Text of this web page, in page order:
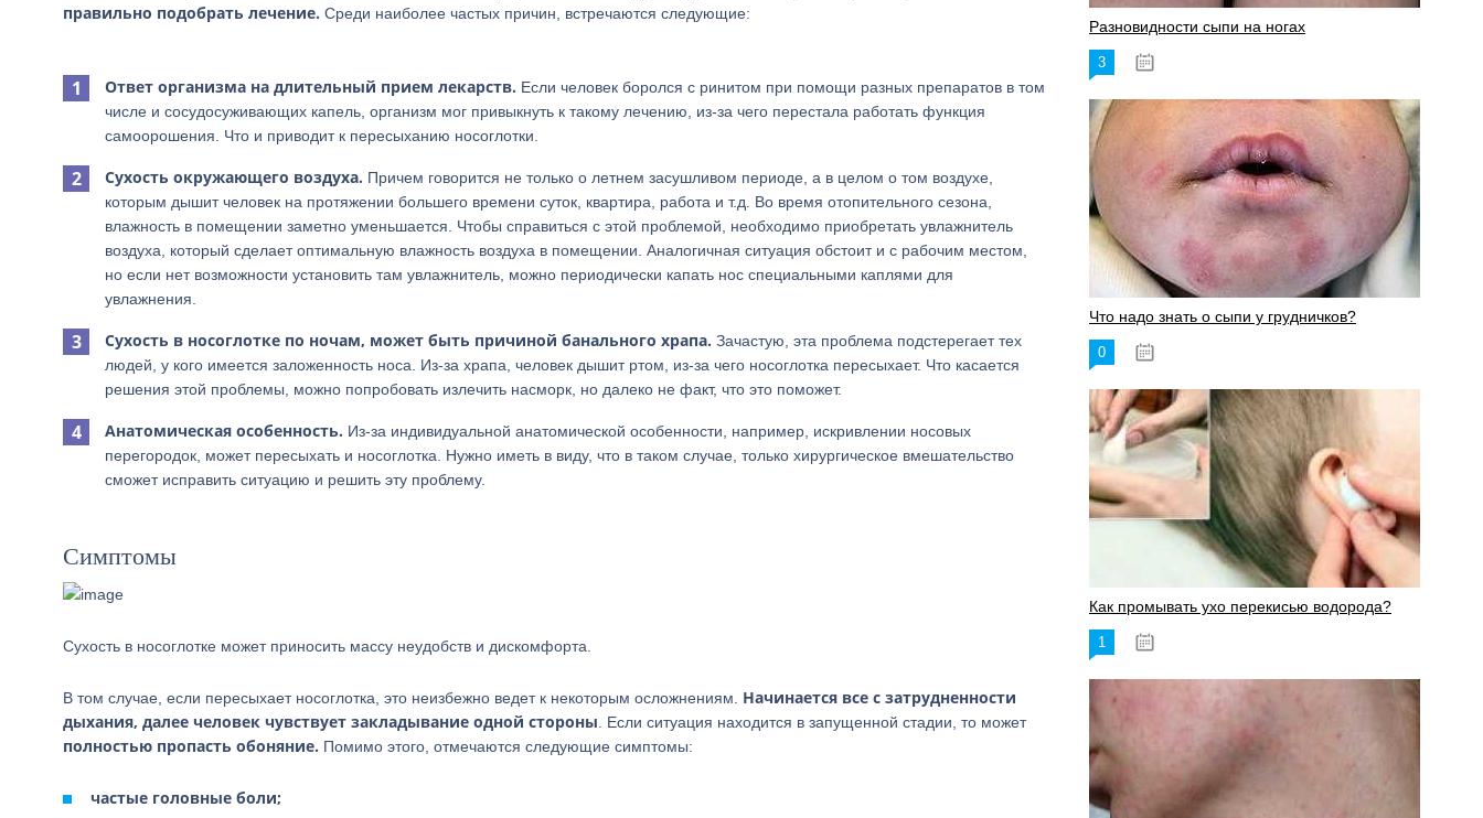
правильно подобрать лечение. Среди наиболее частых причин, встречаются следующие:
Ответ организма на длительный прием лекарств. Если человек боролся с ринитом при помощи разных препаратов в том
числе и сосудосуживающих капель, организм мог привыкнуть к такому лечению, из-за чего перестала работать функция
самоорошения. Что и приводит к пересыханию носоглотки.
Сухость окружающего воздуха. Причем говорится не только о летнем засушливом периоде, а в целом о том воздухе,
которым дышит человек на протяжении большего времени суток, квартира, работа и т.д. Во время отопительного сезона,
влажность в помещении заметно уменьшается. Чтобы справиться с этой проблемой, необходимо приобретать увлажнитель
воздуха, который сделает оптимальную влажность воздуха в помещении. Аналогичная ситуация обстоит и с рабочим местом,
но если нет возможности установить там увлажнитель, можно периодически капать нос специальными каплями для
увлажнения.
Сухость в носоглотке по ночам, может быть причиной банального храпа. Зачастую, эта проблема подстерегает тех
людей, у кого имеется заложенность носа. Из-за храпа, человек дышит ртом, из-за чего носоглотка пересыхает. Что касается
решения этой проблемы, можно попробовать излечить насморк, но далеко не факт, что это поможет.
Анатомическая особенность. Из-за индивидуальной анатомической особенности, например, искривлении носовых
перегородок, может пересыхать и носоглотка. Нужно иметь в виду, что в таком случае, только хирургическое вмешательство
сможет исправить ситуацию и решить эту проблему.
Симптомы
Сухость в носоглотке может приносить массу неудобств и дискомфорта.
В том случае, если пересыхает носоглотка, это неизбежно ведет к некоторым осложнениям. Начинается все с затрудненности
дыхания, далее человек чувствует закладывание одной стороны . Если ситуация находится в запущенной стадии, то может
полностью пропасть обоняние. Помимо этого, отмечаются следующие симптомы:
частые головные боли;
Разновидности сыпи на ногах
3
Что надо знать о сыпи у грудничков?
0
Как промывать ухо перекисью водорода?
1